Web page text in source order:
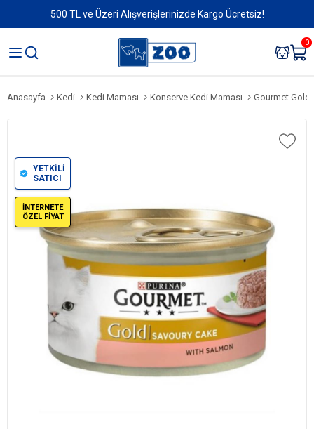
500 TL ve Üzeri Alışverişlerinizde Kargo Ücretsiz!
0
Anasayfa Kedi Kedi Maması Konserve Kedi Maması Gourmet Gold
YETKİLİ
SATICI
İNTERNETE
ÖZEL FİYAT